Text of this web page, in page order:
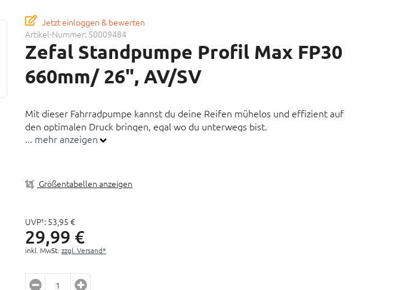
Jetzt einloggen & bewerten
Artikel-Nummer: 50009484
Zefal Standpumpe Profil Max FP30
660mm/ 26", AV/SV
Mit dieser Fahrradpumpe kannst du deine Reifen mühelos und effizient auf
den optimalen Druck bringen, egal wo du unterwegs bist.
... mehr anzeigen
Größentabellen anzeigen
UVP¹: 53, 95 €
29,99 €
inkl. MwSt. zzgl. Versand*